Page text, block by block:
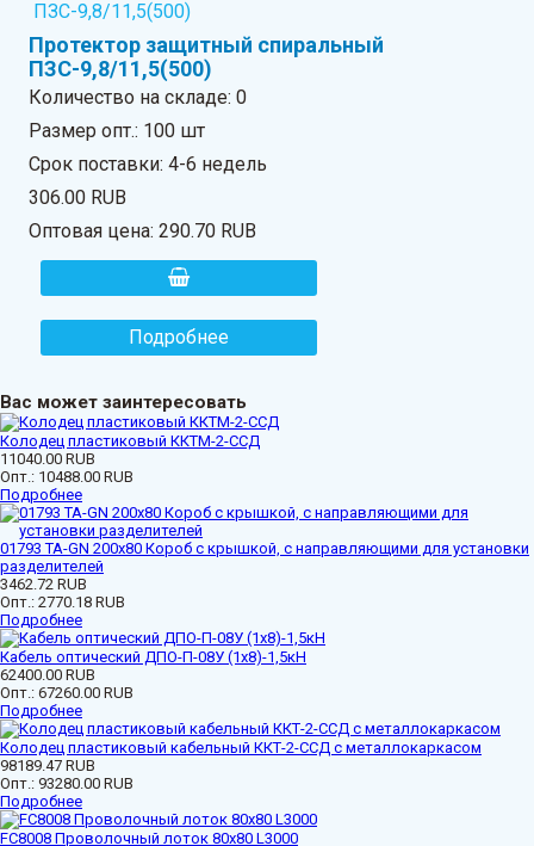
Протектор защитный спиральный
ПЗС-9,8/11,5(500)
Количество на складе:0
Размер опт.: 100 шт
Срок поставки: 4-6 недель
306.00 RUB
Оптовая цена:290.70 RUB
Подробнее
Вас может заинтересовать
Колодец пластиковый ККТМ-2-ССД
11040.00 RUB
Опт.: 10488.00 RUB
Подробнее
01793 ТА-GN 200x80 Короб с крышкой, с направляющими для установки
разделителей
3462.72 RUB
Опт.: 2770.18 RUB
Подробнее
Кабель оптический ДПО-П-08У (1х8)-1,5кН
62400.00 RUB
Опт.: 67260.00 RUB
Подробнее
Колодец пластиковый кабельный ККТ-2-ССД с металлокаркасом
98189.47 RUB
Опт.: 93280.00 RUB
Подробнее
FC8008 Проволочный лоток 80х80 L3000